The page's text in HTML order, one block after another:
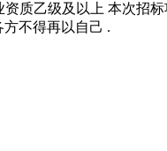
乙级及以上 本次招
不得再以自己 .